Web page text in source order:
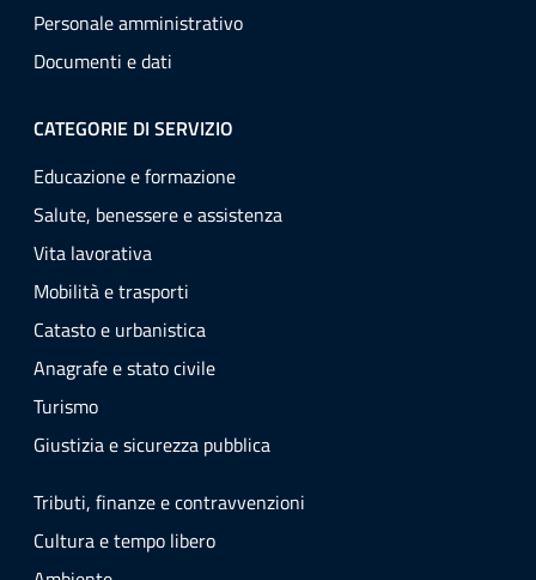
Personale amministrativo
Documenti e dati
CATEGORIE DI SERVIZIO
Educazione e formazione
Salute, benessere e assistenza
Vita lavorativa
Mobilità e trasporti
Catasto e urbanistica
Anagrafe e stato civile
Turismo
Giustizia e sicurezza pubblica
Tributi, finanze e contravvenzioni
Cultura e tempo libero